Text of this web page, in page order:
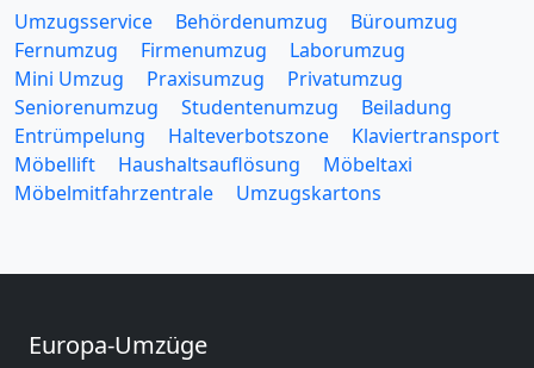
Umzugsservice Behördenumzug
Büroumzug
Fernumzug
Firmenumzug
Laborumzug
Mini Umzug
Praxisumzug
Privatumzug
Seniorenumzug
Studentenumzug
Beiladung
Entrümpelung
Halteverbotszone
Klaviertransport
Möbellift
Haushaltsauflösung
Möbeltaxi
Möbelmitfahrzentrale
Umzugskartons
Europa-Umzüge